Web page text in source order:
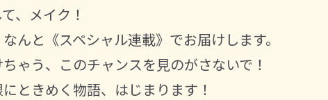
、メイク！
と《スペシャル連載》でお届けします。
ゃう、このチャンスを見のがさないで！
ときめく物語、はじまります！